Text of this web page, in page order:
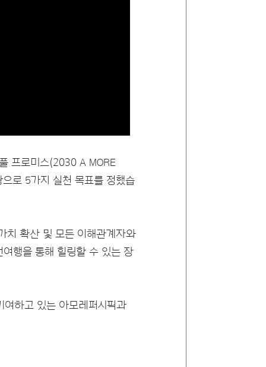
프로미스(2030 A MORE
로 5가지 실천 목표를 정했습
치 확산 및 모든 이해관계자와
행을 통해 힐링할 수 있는 장
여하고 있는 아모레퍼시픽과